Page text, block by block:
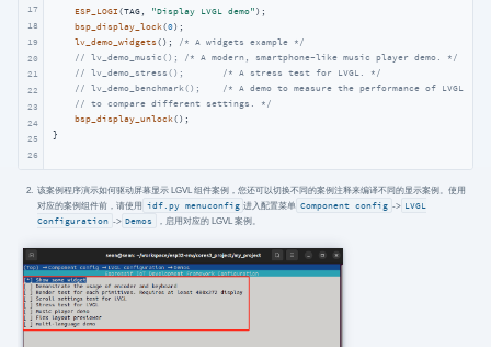
17
18
19
20
21
22
23
24
25
26
ESP_LOGI (TAG, "Display LVGL demo" );
bsp_display_lock(0);
lv_demo_widgets();
/* A widgets example */
// lv_demo_music(); /* A modern, smartphone-like music player demo. */
// lv_demo_stress();       /* A stress test for LVGL. */
// lv_demo_benchmark();    /* A demo to measure the performance of LVGL or
// to compare different settings. */
bsp_display_unlock();
}
该案例程序演示如何驱动屏幕显示 LGVL 组件案例，您还可以切换不同的案例注释来编译不同的显示案例。使用
对应的案例组件前，请使用 idf.py menuconfig 进入配置菜单 Component config -> LVGL
Configuration -> Demos ，启用对应的 LGVL 案例。